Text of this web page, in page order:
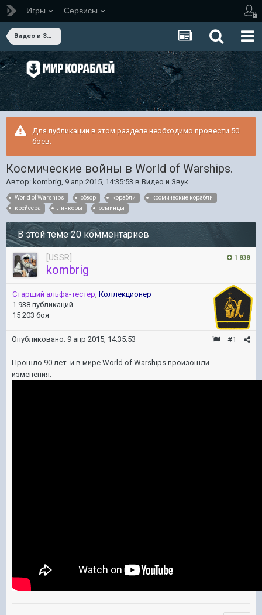
Игры Сервисы
Видео и Звук
Для публикации в этом разделе необходимо провести 50
боёв.
Космические войны в World of Warships.
Автор: kombrig, 9 апр 2015, 14:35:53 в Видео и Звук
World of Warships обзор корабли
космические корабли
крейсера
линкоры эсминцы
В этой теме 20 комментариев
1 838
[USSR]
kombrig
Старший альфа-тестер, Коллекционер
1 938 публикаций
15 203 боя
#1
Опубликовано: 9 апр 2015, 14:35:53
Прошло 90 лет. и в мире World of Warships произошли
изменения.